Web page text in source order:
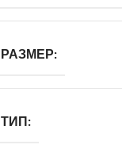
РАЗМЕР:
ТИП: